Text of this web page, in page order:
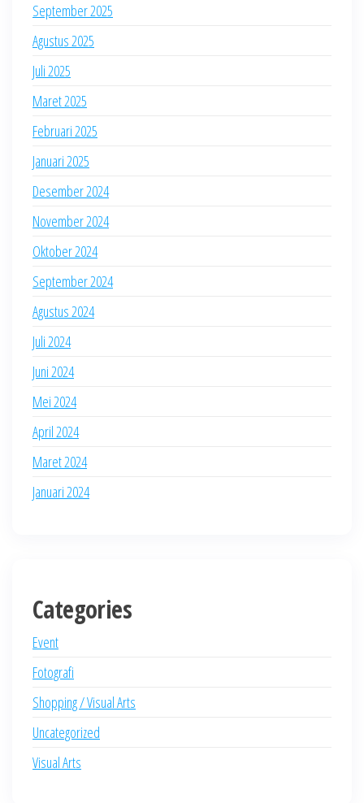
September 2025
Agustus 2025
Juli 2025
Maret 2025
Februari 2025
Januari 2025
Desember 2024
November 2024
Oktober 2024
September 2024
Agustus 2024
Juli 2024
Juni 2024
Mei 2024
April 2024
Maret 2024
Januari 2024
Categories
Event
Fotografi
Shopping / Visual Arts
Uncategorized
Visual Arts